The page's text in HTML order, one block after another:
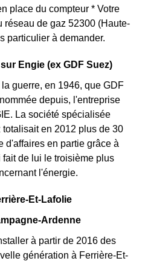
place du compteur * Votre
réseau de gaz 52300 (Haute-
particulier à demander.
Engie (ex GDF Suez)
guerre, en 1946, que GDF
depuis, l'entreprise
La société spécialisée
en 2012 plus de 30
d'affaires en partie grâce à
de lui le troisième plus
l'énergie.
Et-Lafolie
Ardenne
à partir de 2016 des
génération à Ferrière-Et-